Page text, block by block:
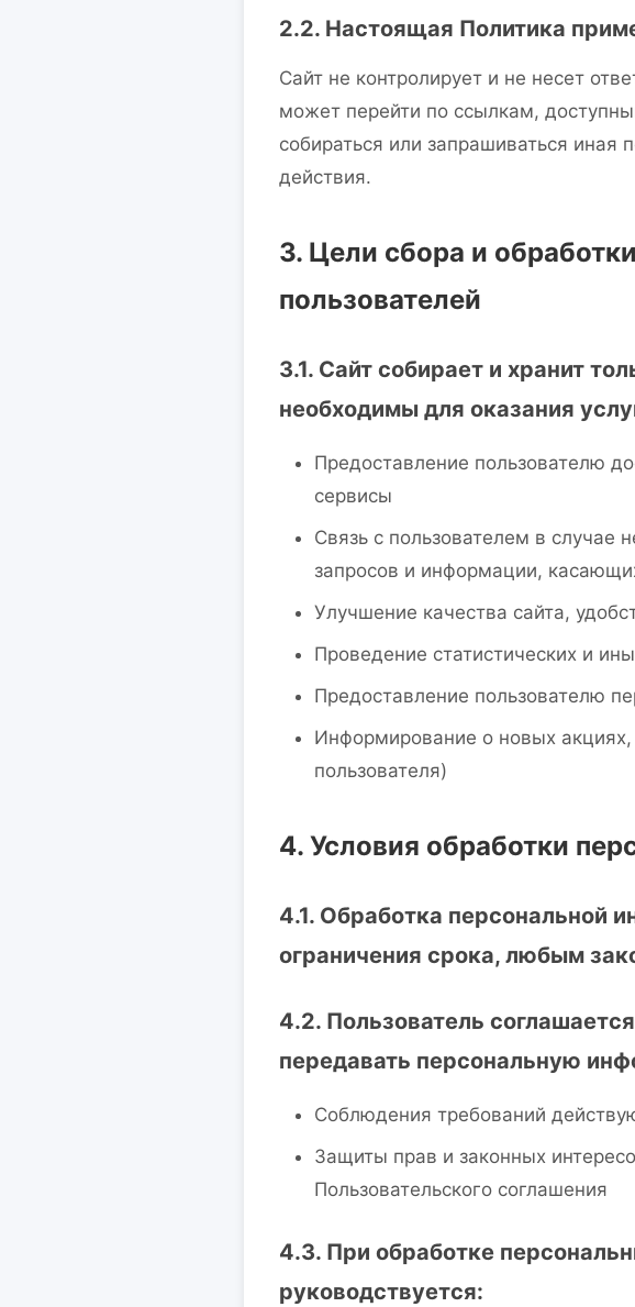
2.2. Настоящая Политика
Сайт не контролирует и не несет
может перейти по ссылкам,
собираться или запрашиваться
действия.
3. Цели сбора и
пользователей
3.1. Сайт собирает и хранит
необходимы для оказания
Предоставление пользователю
сервисы
Связь с пользователем в случае
запросов и информации,
Улучшение качества сайта,
Проведение статистических и
Предоставление пользователю
Информирование о новых акциях,
пользователя)
4. Условия обработки
4.1. Обработка персональной
ограничения срока, любым
4.2. Пользователь
передавать персональную
Соблюдения требований
Защиты прав и законных
Пользовательского соглашения
4.3. При обработке
руководствуется: